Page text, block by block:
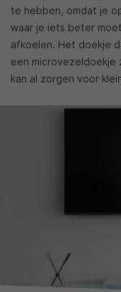
te hebben, omdat je
waar je iets beter
afkoelen. Het doekje
een microvezeldoekje
kan al zorgen voor